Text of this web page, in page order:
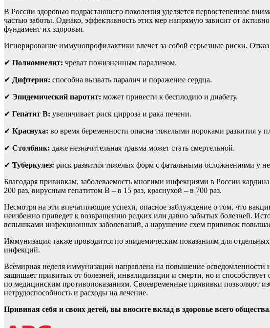
В России здоровью подрастающего поколения уделяется первостепенное
частью заботы. Однако, эффективность этих мер напрямую зависит от
фундамент их здоровья.
Игнорирование иммунопрофилактики влечет за собой серьезные риски.
✔ Полиомиелит: чреват пожизненным параличом.
✔ Дифтерия: способна вызвать паралич и поражение сердца.
✔ Эпидемический паротит: может привести к бесплодию и диабету.
✔ Гепатит В: увеличивает риск цирроза и рака печени.
✔ Краснуха: во время беременности опасна тяжелыми пороками развития у
✔ Столбняк: даже незначительная травма может стать смертельной.
✔ Туберкулез: риск развития тяжелых форм с фатальными осложнениями у
Благодаря прививкам, заболеваемость многими инфекциями в России
200 раз, вирусным гепатитом В – в 15 раз, краснухой – в 700 раз.
Несмотря на эти впечатляющие успехи, опасное заблуждение о том, что
неизбежно приведет к возвращению редких или давно забытых болезней.
вспышками инфекционных заболеваний, а нарушение схем прививок
Иммунизация также проводится по эпидемическим показаниям для
инфекций.
Всемирная неделя иммунизации направлена на повышение
защищает привитых от болезней, инвалидизации и смерти, но и
по медицинским противопоказаниям. Своевременные прививки позволяют
нетрудоспособность и расходы на лечение.
Прививая себя и своих детей, вы вносите вклад в здоровье всего